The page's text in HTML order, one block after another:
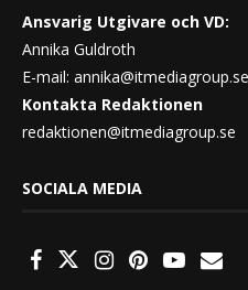
Ansvarig Utgivare och VD:
Annika Guldroth
E-mail: annika@itmediagroup.se
Kontakta Redaktionen
redaktionen@itmediagroup.se
SOCIALA MEDIA